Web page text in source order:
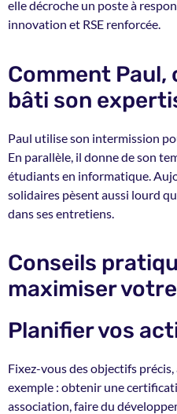
elle décroche un poste à
innovation et RSE renforcée.
Comment Paul,
bâti son
Paul utilise son intermission
En parallèle, il donne de son
étudiants en informatique.
solidaires pèsent aussi lourd
dans ses entretiens.
Conseils
maximiser
Planifier vos
Fixez-vous des objectifs
exemple : obtenir une
association,faire du